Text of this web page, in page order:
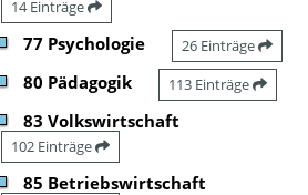
14 Einträge
77 Psychologie 26 Einträge
80 Pädagogik 113 Einträge
83 Volkswirtschaft
102 Einträge
85 Betriebswirtschaft